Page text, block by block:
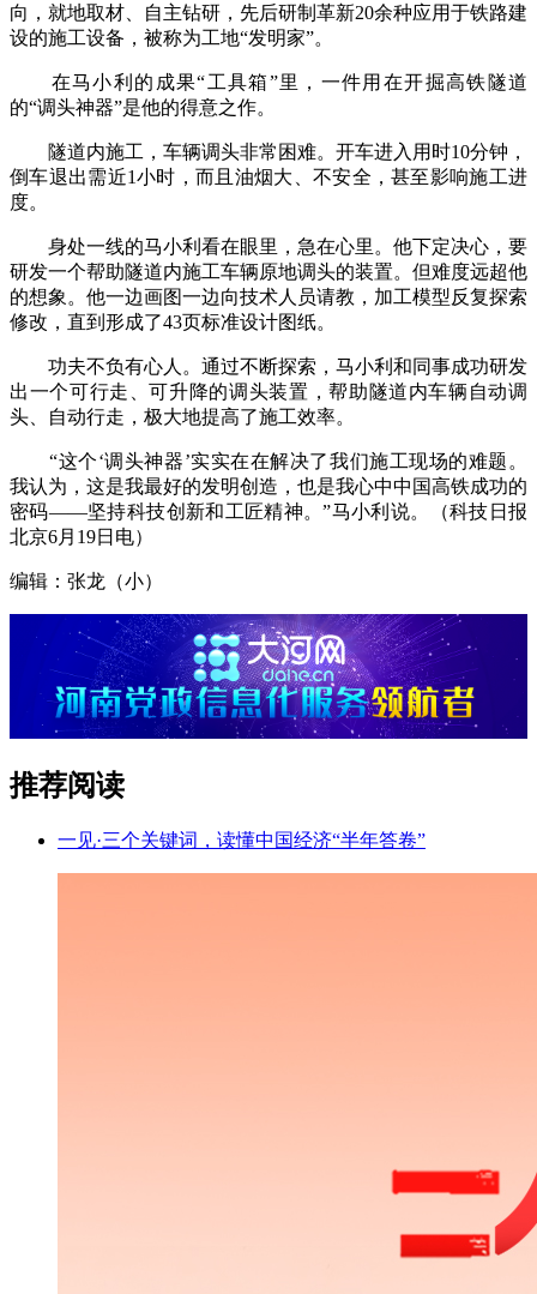
向，就地取材、自主钻研，先后研制革新20余种应用于铁路建
设的施工设备，被称为工地“发明家”。
在马小利的成果“工具箱”里，一件用在开掘高铁隧道
的“调头神器”是他的得意之作。
隧道内施工，车辆调头非常困难。开车进入用时10分钟，
倒车退出需近1小时，而且油烟大、不安全，甚至影响施工进
度。
身处一线的马小利看在眼里，急在心里。他下定决心，要
研发一个帮助隧道内施工车辆原地调头的装置。但难度远超他
的想象。他一边画图一边向技术人员请教，加工模型反复探索
修改，直到形成了43页标准设计图纸。
功夫不负有心人。通过不断探索，马小利和同事成功研发
出一个可行走、可升降的调头装置，帮助隧道内车辆自动调
头、自动行走，极大地提高了施工效率。
“这个‘调头神器’实实在在解决了我们施工现场的难题。
我认为，这是我最好的发明创造，也是我心中中国高铁成功的
密码——坚持科技创新和工匠精神。”马小利说。（科技日报
北京6月19日电）
编辑：张龙（小）
推荐阅读
一见·三个关键词，读懂中国经济“半年答卷”